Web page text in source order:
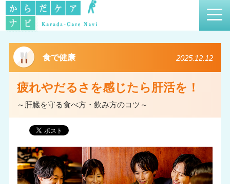
食で健康 2025.12.12
疲れやだるさを感じたら肝活を！
～肝臓を守る食べ方・飲み方のコツ～